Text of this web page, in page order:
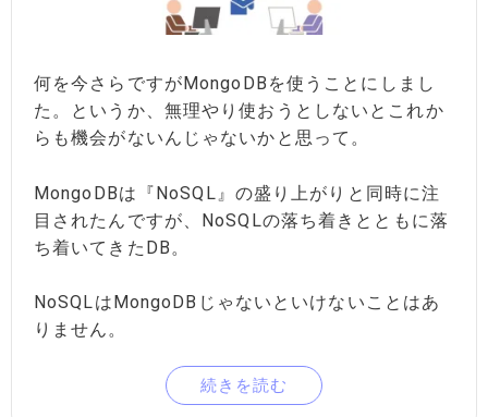
何を今さらですがMongoDBを使うことにしまし
た。というか、無理やり使おうとしないとこれか
らも機会がないんじゃないかと思って。
MongoDBは『NoSQL』の盛り上がりと同時に注
目されたんですが、NoSQLの落ち着きとともに落
ち着いてきたDB。
NoSQLはMongoDBじゃないといけないことはあ
りません。
続きを読む